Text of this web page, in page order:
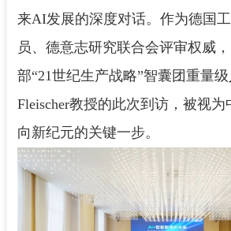
来AI发展的深度对话。作为德国
员、德意志研究联合会评审权威
部“21世纪生产战略”智囊团重量级
Fleischer教授的此次到访，被视
向新纪元的关键一步。